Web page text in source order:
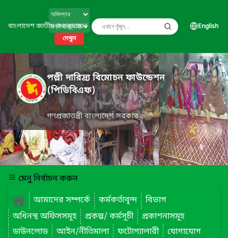
বাংলাদেশ জাতীয় তথ্য বাতায়ন
দেখুন
English
পল্লী দারিদ্র্য বিমোচন ফাউন্ডেশন
(পিডিবিএফ)
গণপ্রজাতন্ত্রী বাংলাদেশ সরকার
মেনু নির্বাচন করুন
আমাদের সম্পর্কে
কর্মকর্তাবৃন্দ
বিভাগ
অধিনস্থ অফিসসমূহ
প্রকল্প/ কর্মসূচী
প্রকাশনাসমূহ
ডাউনলোড
আইন/নীতিমালা ফটোগ্যালারী যোগাযোগ